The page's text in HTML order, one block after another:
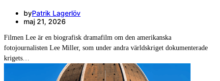
byPatrik Lagerlöv
maj 21, 2026
Filmen Lee är en biografisk dramafilm om den amerikanska
fotojournalisten Lee Miller, som under andra världskriget dokumenterade
krigets…